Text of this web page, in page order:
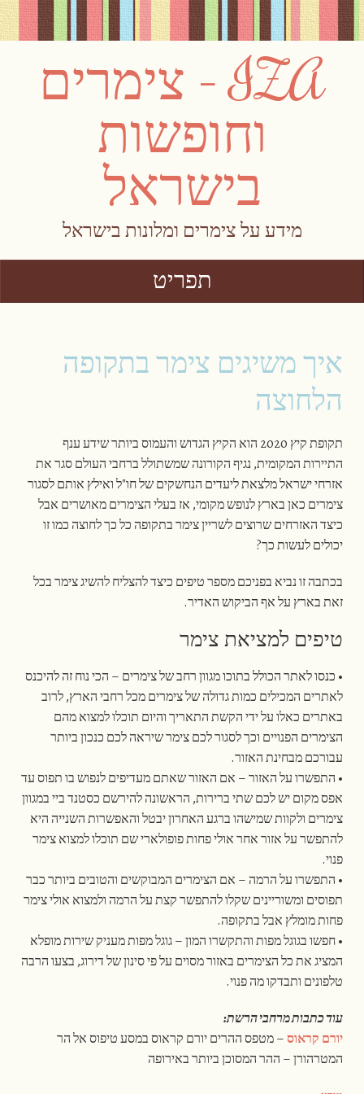
IZA – צימרים
וחופשות
בישראל
מידע על צימרים ומלונות בישראל
תפריט
איך משיגים צימר בתקופה
הלחוצה
תקופת קיץ 2020 הוא הקיץ הגדוש והעמוס ביותר שידע ענף
התיירות המקומית, נגיף הקורונה שמשתולל ברחבי העולם סגר את
אזרחי ישראל מלצאת ליעדים הנחשקים של חו"ל ואילץ אותם לסגור
צימרים כאן בארץ לנופש מקומי, אז בעלי הצימרים מאושרים אבל
כיצד האזרחים שרוצים לשריין צימר בתקופה כל כך לחוצה כמו זו
יכולים לעשות כך?
בכתבה זו נביא בפניכם מספר טיפים כיצד להצליח להשיג צימר בכל
זאת בארץ על אף הביקוש האדיר.
טיפים למציאת צימר
• כנסו לאתר הכולל בתוכו מגוון רחב של צימרים – הכי נוח זה להיכנס
לאתרים המכילים כמות גדולה של צימרים מכל רחבי הארץ, לרוב
באתרים כאלו על ידי הקשת התאריך והיום תוכלו למצוא מהם
הצימרים הפנויים וכך לסגור לכם צימר שיראה לכם כנכון ביותר
עבורכם מבחינת האזור.
• התפשרו על האזור – אם האזור שאתם מעדיפים לנפוש בו תפוס עד
אפס מקום יש לכם שתי ברירות, הראשונה להירשם כסטנד ביי במגוון
צימרים ולקוות שמישהו ברגע האחרון יבטל והאפשרות השנייה היא
להתפשר על אזור אחר אולי פחות פופולארי שם תוכלו למצוא צימר
פנוי.
• התפשרו על הרמה – אם הצימרים המבוקשים והטובים ביותר כבר
תפוסים ומשוריינים שקלו להתפשר קצת על הרמה ולמצוא אולי צימר
פחות מומלץ אבל בתקופה.
• חפשו בגוגל מפות והתקשרו המון – גוגל מפות מעניק שירות מופלא
המציג את כל הצימרים באזור מסוים על פי סינון של דירוג, בצעו הרבה
טלפונים ותבדקו מה פנוי.
עוד כתבות מרחבי הרשת:
יורם קראוס – מטפס ההרים יורם קראוס במסע טיפוס אל הר
המטרהורן – ההר המסוכן ביותר באירופה